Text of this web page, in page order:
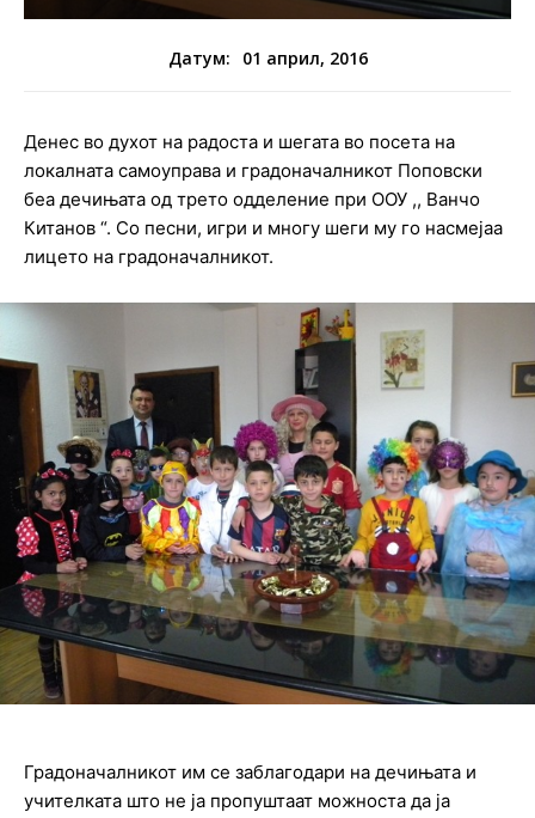
Датум: 01 април, 2016
Денес во духот на радоста и шегата во посета на
локалната самоуправа и градоначалникот Поповски
беа дечињата од трето одделение при ООУ ,, Ванчо
Китанов “. Со песни, игри и многу шеги му го насмејаа
лицето на градоначалникот.
Градоначалникот им се заблагодари на дечињата и
учителката што не ја пропуштаат можноста да ја